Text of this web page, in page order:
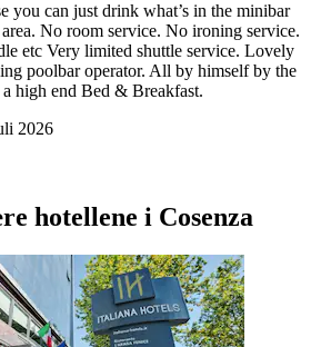
you can just drink what’s in the minibar
No room service. No ironing service.
etc Very limited shuttle service. Lovely
poolbar operator. All by himself by the
high end Bed & Breakfast.
2026
hotellene i Cosenza